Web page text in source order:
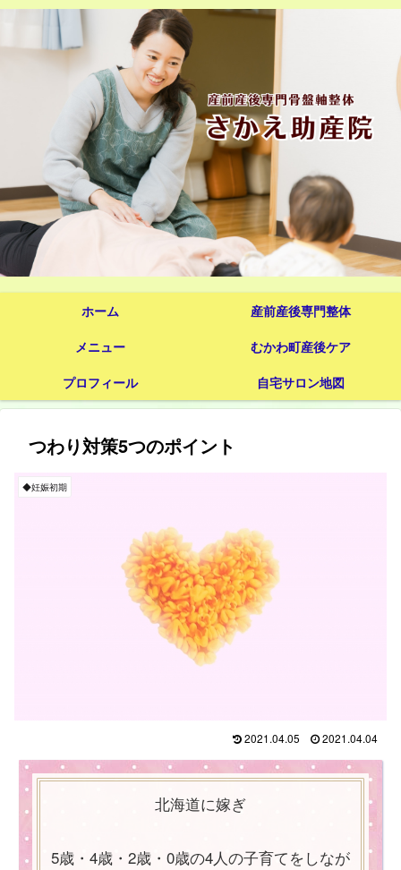
ホーム
産前産後専門整体
メニュー
むかわ町産後ケア
プロフィール
自宅サロン地図
つわり対策5つのポイント
◆妊娠初期
2021.04.05 2021.04.04
北海道に嫁ぎ
5歳・4歳・2歳・0歳の4人の子育てをしなが